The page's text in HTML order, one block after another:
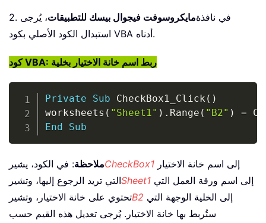
2. في نافذةمايكروسوفت فيجوال بيسك للتطبيقات، يُرجى
استبدال الكود الأصلي بكود VBA أدناه.
كود VBA: ربط اسم خانة الاختيار بخلية
Private Sub CheckBox1_Click ( )
worksheets ( "Sheet1" ) . Range ( "B2" ) =
End
Sub
Copy
ملاحظة: في الكود، يشير CheckBox1
التي تريد الرجوع إليها، وتشيرSheet1
تحتوي على خانة الاختيار، وتشيرB2
ستُربط بها خانة الاختيار. يُرجى تعديل هذه القيم حسب